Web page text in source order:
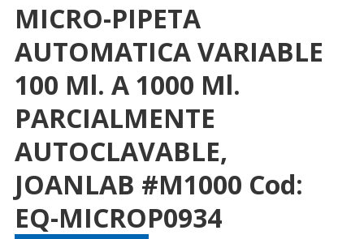
MICRO-PIPETA
AUTOMATICA VARIABLE
100 Μl. A 1000 Μl.
PARCIALMENTE
AUTOCLAVABLE,
JOANLAB #M1000 Cod:
EQ-MICROP0934